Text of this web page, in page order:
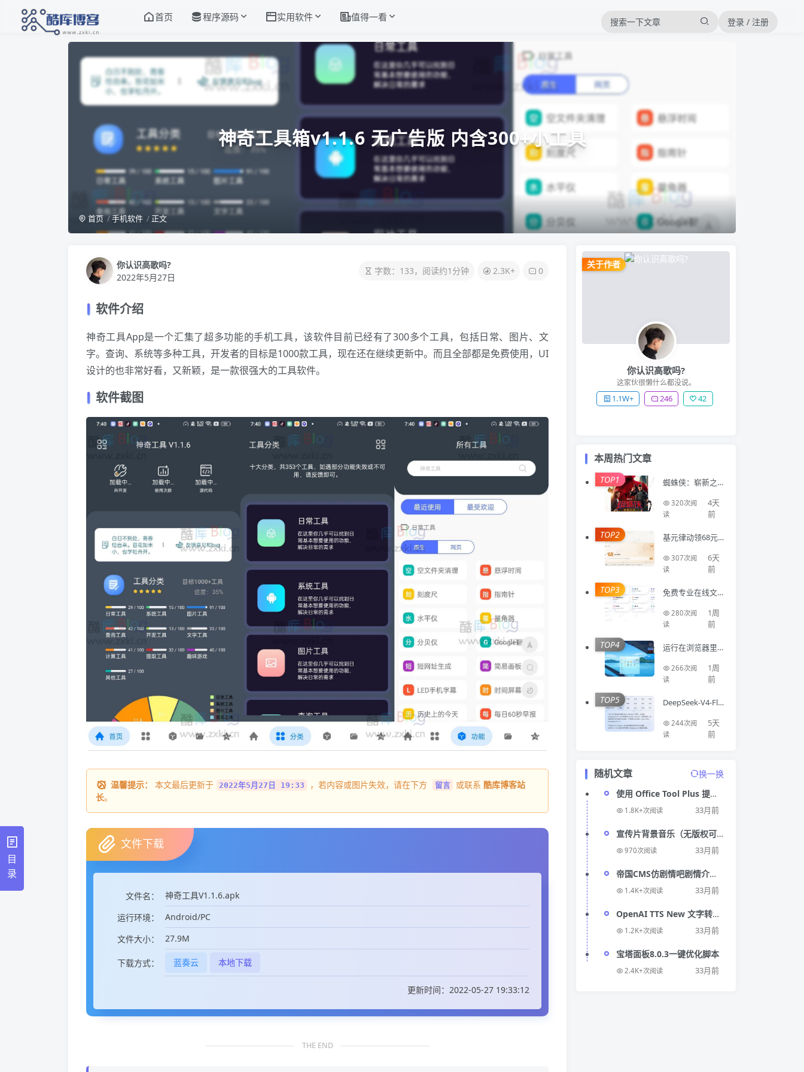
首页 程序源码 实用软件 值得一看 登录 / 注册
神奇工具箱v1.1.6 无广告版 内含300+小工具
首页 手机软件 正文
你认识高歌吗?
2022年5月27日
字数：133，阅读约1分钟 2.3K+ 0
软件介绍
神奇工具App是一个汇集了超多功能的手机工具，该软件目前已经有了300多个工具，包括日常、图片、文
字。查询、系统等多种工具，开发者的目标是1000款工具，现在还在继续更新中。而且全部都是免费使用，UI
设计的也非常好看，又新颖，是一款很强大的工具软件。
软件截图
温馨提示： 本文最后更新于 2022年5月27日 19:33 ，若内容或图片失效，请在下方 留言 或联系 酷库博客站
长。
文件下载
文件名：
神奇工具V1.1.6.apk
运行环境：
Android/PC
文件大小：
27.9M
下载方式： 蓝奏云 本地下载
更新时间：2022-05-27 19:33:12
THE END
关于作者
你认识高歌吗?
这家伙很懒什么都没说。
1.1W+ 246 42
本周热门文章
TOP1
蜘蛛侠：崭新之
rand New Day (2
026)
320次阅
读
4天
前
TOP2
基元律动领68元A
307次阅
读
6天
前
TOP3
免费专业在线文
luni280次阅
读
1周
前
TOP4
运行在浏览器里
entOS
266次阅
读
1周
前
TOP5
DeepSeek-V4-Fla
线公测
244次阅
读
5天
前
随机文章
换一换
使用 Office Tool Plus 提前
安装微软 Office 2024 LTSC
1.8K+次阅读 33月前
宣传片背景音乐（无版权可
商用视频素材）
970次阅读 33月前
帝国CMS仿剧情吧剧情介绍
模板源码
1.4K+次阅读 33月前
OpenAI TTS New 文字转语
音在线生成工具
1.2K+次阅读 33月前
宝塔面板8.0.3一键优化脚本
2.4K+次阅读 33月前
目
录